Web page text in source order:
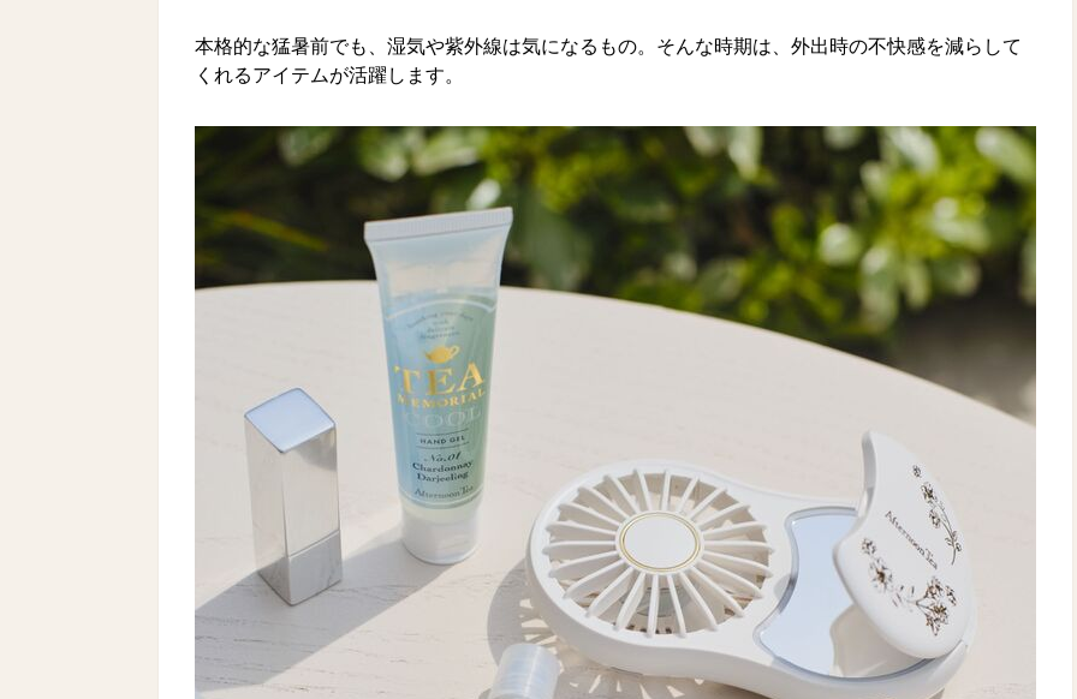
本格的な猛暑前でも、湿気や紫外線は気になるもの。そんな時期は、外出時の不快感を減らして
くれるアイテムが活躍します。